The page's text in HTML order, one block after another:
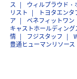
ス
ウィルプラウド・
リスト
トヨタエン
ア
ベネフィットワン
キャストホールディング
情
フジスタッフ
豊通ヒューマンリソース